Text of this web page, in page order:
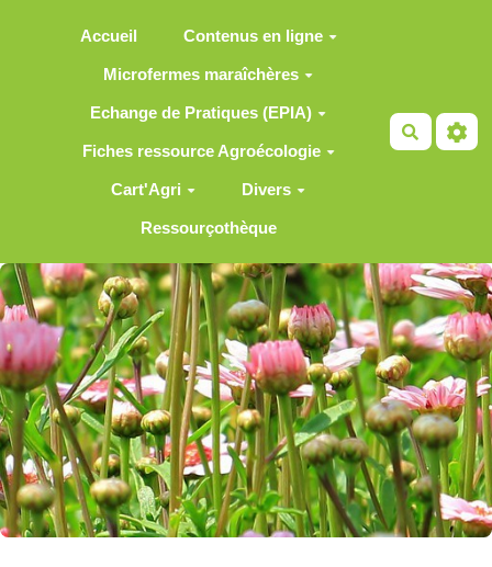
Accueil Contenus en ligne
Microfermes maraîchères
Echange de Pratiques (EPIA)
Fiches ressource Agroécologie
Cart'Agri Divers
Ressourçothèque